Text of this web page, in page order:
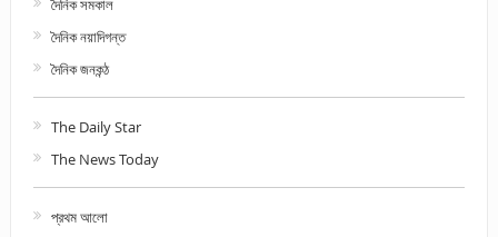
দৈনিক সমকাল
দৈনিক নয়াদিগন্ত
দৈনিক জনকন্ঠ
The Daily Star
The News Today
প্রথম আলো